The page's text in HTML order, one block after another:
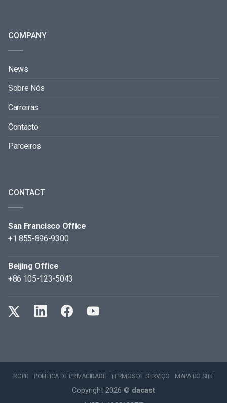
COMPANY
News
Sobre Nós
Carreiras
Contacto
Parceiros
CONTACT
San Francisco Office
+1 855-896-9300
Beijing Office
+86 105-123-5043
RGPD POLÍTICA DE PRIVACIDADE TERMOS DE SERVIÇO MAPA DO SITE
Copyright 2026 © dacast